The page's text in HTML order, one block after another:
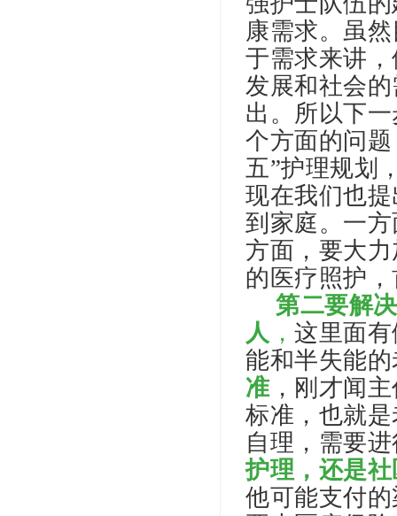
康需求。虽
于需求来讲
发展和社会
出。所以下
个方面的问
五”护理规划
现在我们也
到家庭。一
方面，要大
的医疗照护
第二要解
人 ，这里面
能和半失能
准 ，刚才闻
标准，也就
自理，需要
护理，还是
他可能支付